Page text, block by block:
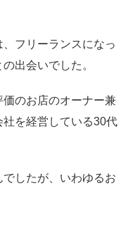
フリーランスになっ
出会いでした。
のお店のオーナー兼
を経営している30代
したが、いわゆるお